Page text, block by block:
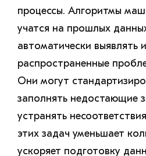
процессы. Алгоритмы
учатся на прошлых
автоматически выявлять
распространенные
Они могут
заполнять недостающие
устранять
этих задач уменьшает
ускоряет подготовку